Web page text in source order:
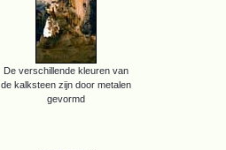
De verschillende kleuren van
de kalksteen zijn door metalen
gevormd